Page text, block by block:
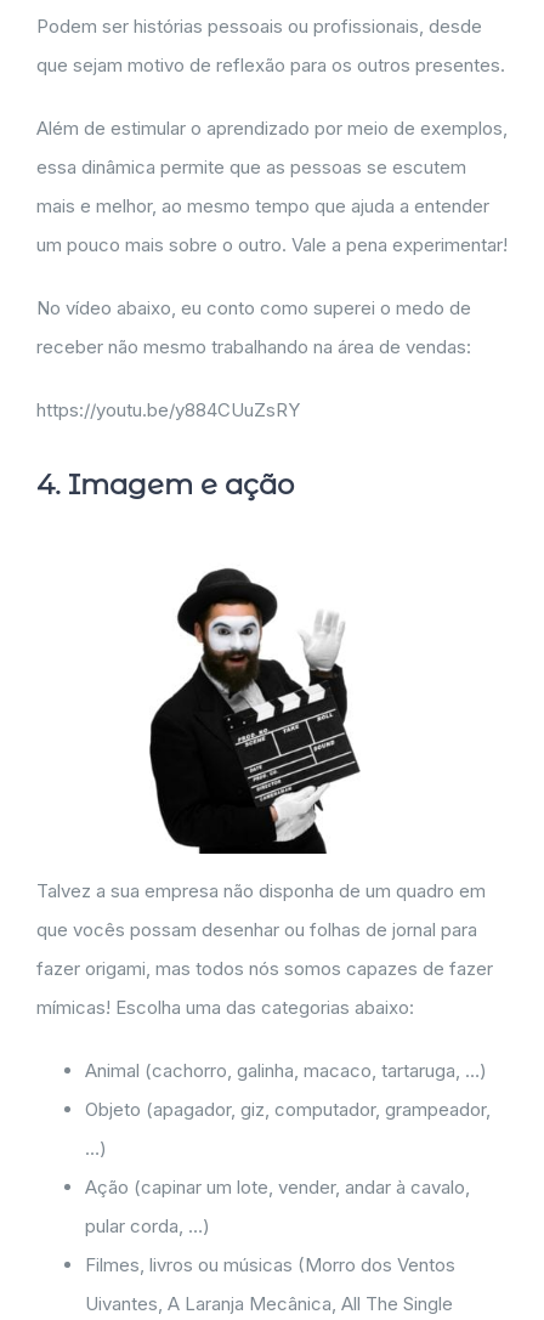
Podem ser histórias pessoais ou profissionais, desde
que sejam motivo de reflexão para os outros presentes.
Além de estimular o aprendizado por meio de exemplos,
essa dinâmica permite que as pessoas se escutem
mais e melhor, ao mesmo tempo que ajuda a entender
um pouco mais sobre o outro. Vale a pena experimentar!
No vídeo abaixo, eu conto como superei o medo de
receber não mesmo trabalhando na área de vendas:
https://youtu.be/y884CUuZsRY
4. Imagem e ação
Talvez a sua empresa não disponha de um quadro em
que vocês possam desenhar ou folhas de jornal para
fazer origami, mas todos nós somos capazes de fazer
mímicas! Escolha uma das categorias abaixo:
Animal (cachorro, galinha, macaco, tartaruga, …)
Objeto (apagador, giz, computador, grampeador,
…)
Ação (capinar um lote, vender, andar à cavalo,
pular corda, …)
Filmes, livros ou músicas (Morro dos Ventos
Uivantes, A Laranja Mecânica, All The Single